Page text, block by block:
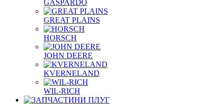
GASPARDO
GREAT PLAINS
HORSCH
JOHN DEERE
KVERNELAND
WIL-RICH